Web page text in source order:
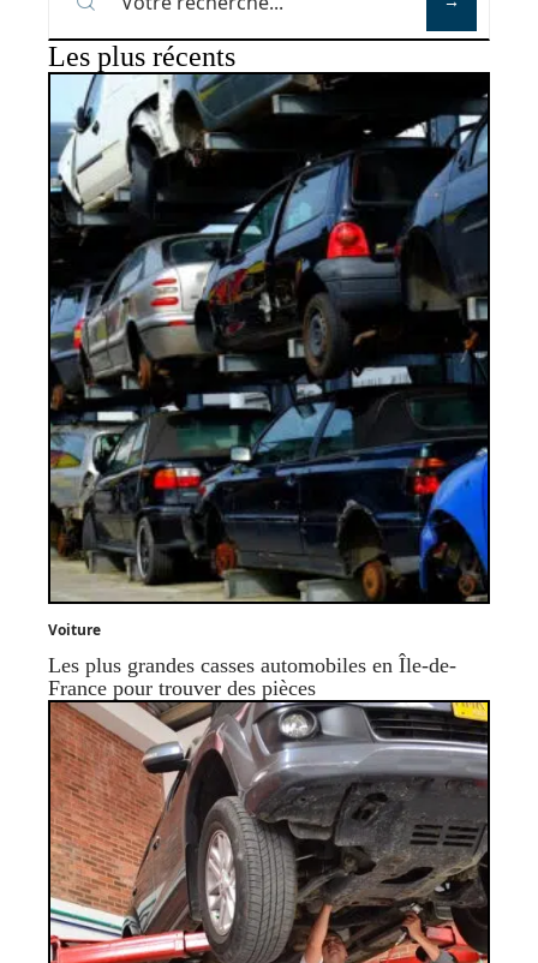
Les plus récents
Voiture
Les plus grandes casses automobiles en Île-de-
France pour trouver des pièces